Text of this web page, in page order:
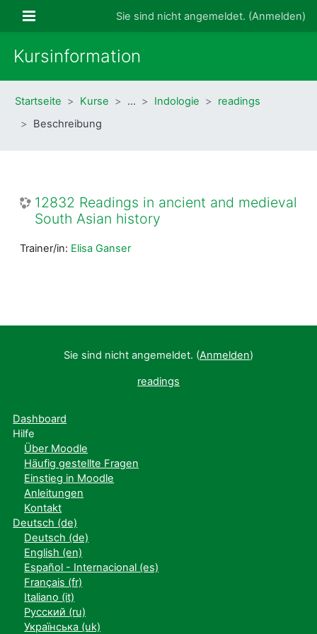
Website-ÜbersichtSie sind nicht angemeldet. (Anmelden)
Kursinformation
Startseite Kurse … Indologie
readings
Beschreibung
12832 Readings in ancient and medieval
South Asian history
Trainer/in: Elisa Ganser
Sie sind nicht angemeldet. (Anmelden)
readings
Dashboard
Hilfe
Über Moodle
Häufig gestellte Fragen
Einstieg in Moodle
Anleitungen
Kontakt
Deutsch ‎(de)‎
Deutsch ‎(de)‎
English ‎(en)‎
Español - Internacional ‎(es)‎
Français ‎(fr)‎
Italiano ‎(it)‎
Русский ‎(ru)‎
Українська ‎(uk)‎